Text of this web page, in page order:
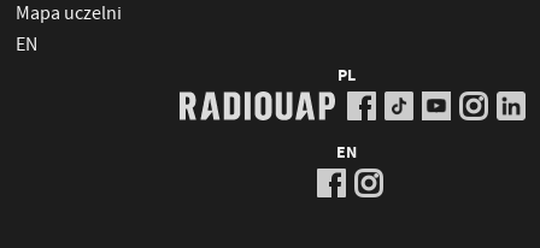
Mapa uczelni
EN
PL
EN